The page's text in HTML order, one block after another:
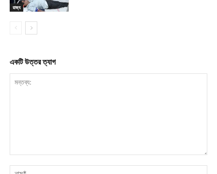
রাজ্য
একটি উত্তর ত্যাগ